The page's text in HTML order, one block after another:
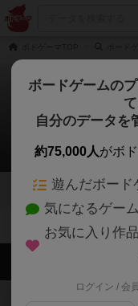
1
ボードゲームの
て
自分のデータを
約75,000人がボ
遊んだボード
気になるゲー
お気に入り作
ログイン / 会